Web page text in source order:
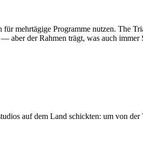
mehrtägige Programme nutzen. The
aber der Rahmen trägt, was auch immer
auf dem Land schickten: um von